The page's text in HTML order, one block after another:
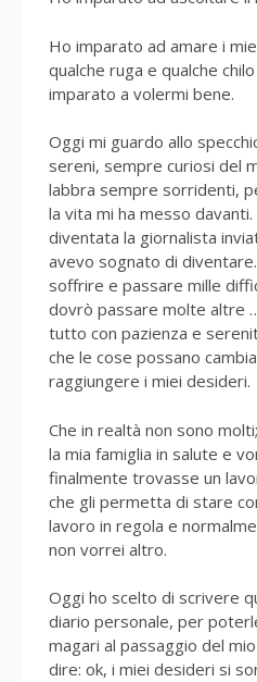
Ho imparato ad amare i
qualche ruga e qualche
imparato a volermi bene.
Oggi mi guardo allo
sereni, sempre curiosi del
labbra sempre sorridenti,
la vita mi ha messo
diventata la giornalista
avevo sognato di
soffrire e passare mille
dovrò passare molte altre
tutto con pazienza e
che le cose possano
raggiungere i miei desideri.
Che in realtà non sono
la mia famiglia in salute e
finalmente trovasse un
che gli permetta di stare
lavoro in regola e
non vorrei altro.
Oggi ho scelto di scrivere
diario personale, per
magari al passaggio del
dire: ok, i miei desideri si